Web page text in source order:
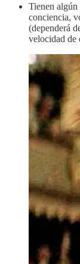
Tienen algún
conciencia,
(dependerá
velocidad de